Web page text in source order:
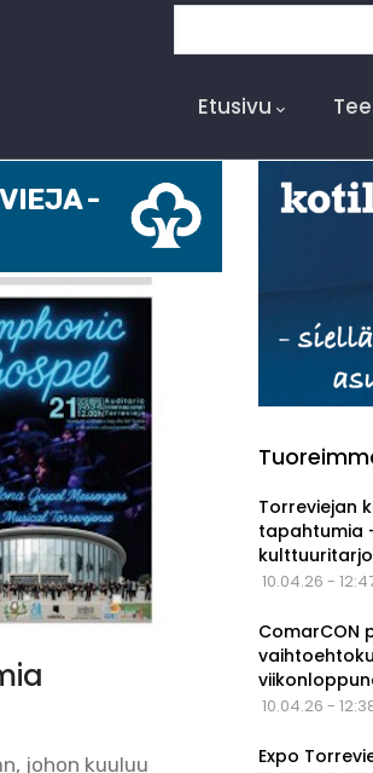
Navigation
Etusivu
-
johon kuuluu
Torreviejan
tapahtumia
10.04.26 -
ComarCON
10.04.26 -
Expo